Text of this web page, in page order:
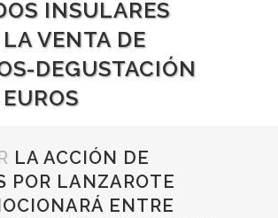
INSULARES
VENTA DE
DEGUSTACIÓN
LA ACCIÓN DE
POR LANZAROTE
ENTRE